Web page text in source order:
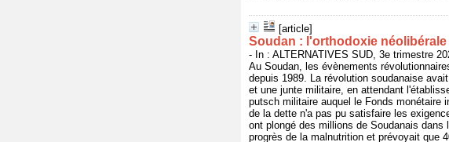
[article]
Soudan : l'orthodoxie
- In : ALTERNATIVES SUD, 3e trimestre
Au Soudan, les évènements
depuis 1989. La révolution soudanaise
et une junte militaire, en attendant
putsch militaire auquel le Fonds monétaire
de la dette n'a pas pu satisfaire les
ont plongé des millions de Soudanais
progrès de la malnutrition et prévoyait que